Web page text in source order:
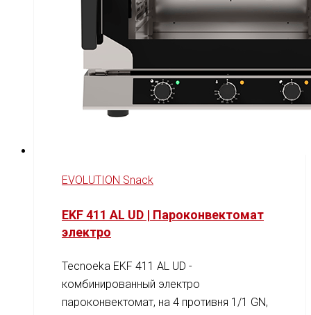
EVOLUTION Snack
EKF 411 AL UD | Пароконвектомат
электро
Tecnoeka EKF 411 AL UD -
комбинированный электро
пароконвектомат, на 4 противня 1/1 GN,